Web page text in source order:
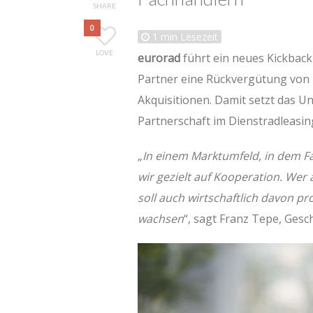
SHARE
0
LOVE
1 min Lesezeit
euroradführt ein neues
Partner eine Rückvergütung
Akquisitionen. Damit setzt das
Partnerschaft im
„In einem Marktumfeld, in dem
wir gezielt auf Kooperation.
soll auch wirtschaftlich davon
wachsen“, sagt Franz Tepe,